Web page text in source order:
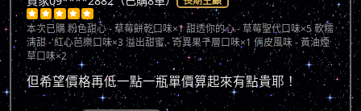
    
本次已購粉色甜心 - 草莓餅乾口味×1 甜透你的心 - 草莓聖代口味×5 軟糯
清甜 - 紅心芭樂口味×3 溢出甜蜜 - 奇異果千層口味×1 俏皮風味 - 黃油煙
草口味×2
但希望價格再低一點一瓶單價算起來有點貴耶！